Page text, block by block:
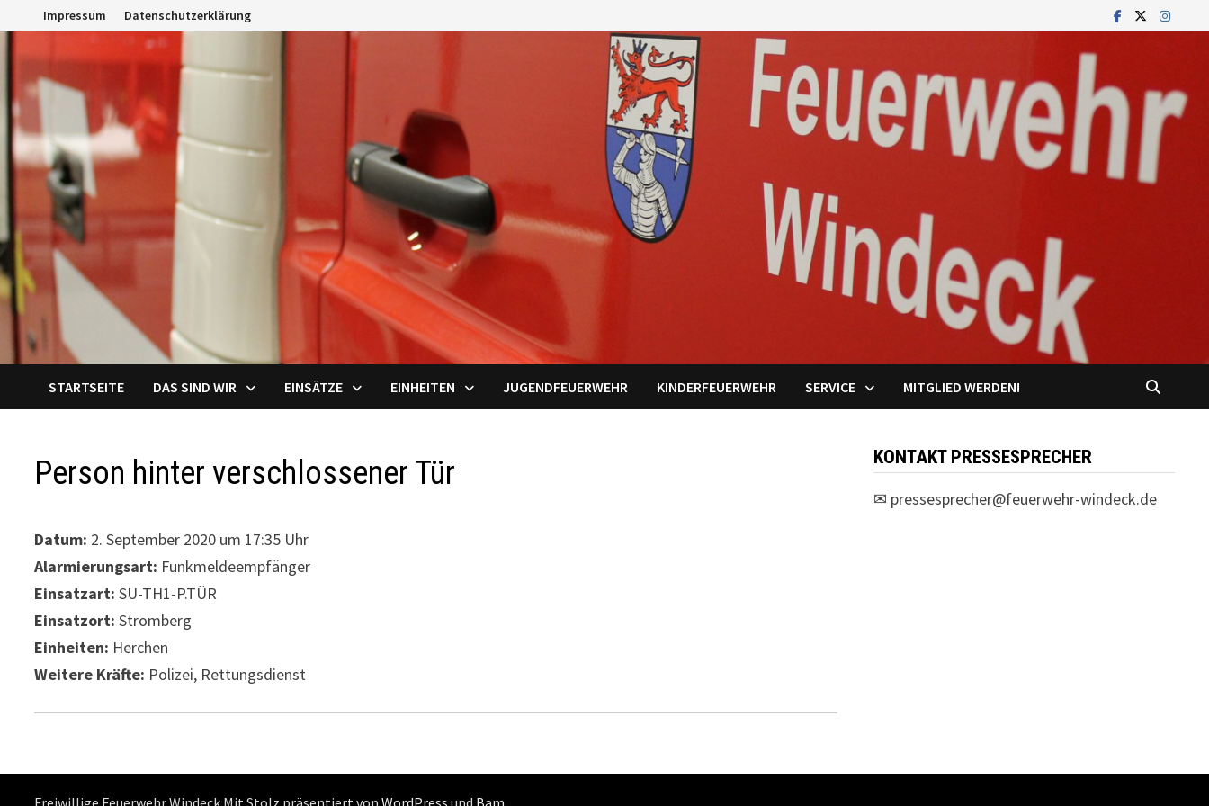
Inhalt
springen
Impressum Datenschutzerklärung
STARTSEITE DAS SIND WIR EINSÄTZE EINHEITEN JUGENDFEUERWEHR KINDERFEUERWEHR SERVICE MITGLIED WERDEN!
Person hinter verschlossener Tür
Datum: 2. September 2020 um 17:35 Uhr
Alarmierungsart: Funkmeldeempfänger
Einsatzart: SU-TH1-P.TÜR
Einsatzort: Stromberg
Einheiten: Herchen
Weitere Kräfte: Polizei, Rettungsdienst
KONTAKT PRESSESPRECHER
✉ pressesprecher@feuerwehr-windeck.de
Freiwillige Feuerwehr Windeck Mit Stolz präsentiert vonWordPress und Bam